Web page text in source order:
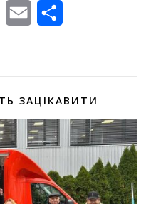
WhatsApp
Email
ЗАЦІКАВИТИ